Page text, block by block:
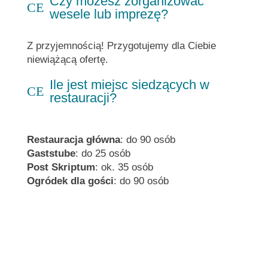
CE wesele lub imprezę?
Z przyjemnością! Przygotujemy dla Ciebie
niewiążącą ofertę.
CE Ile jest miejsc siedzących w
restauracji?
Restauracja główna: do 90 osób
Gaststube: do 25 osób
Post Skriptum: ok. 35 osób
Ogródek dla gości: do 90 osób